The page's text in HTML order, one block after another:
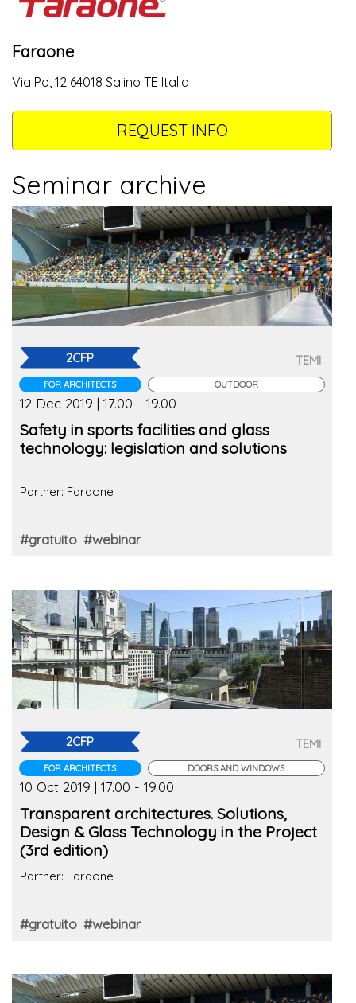
Faraone
Via Po, 12 64018 Salino TE Italia
REQUEST INFO
Seminar archive
2CFP
FOR ARCHITECTS
TEMI
OUTDOOR
12 Dec 2019 | 17.00 - 19.00
Safety in sports facilities and glass
technology: legislation and solutions
Partner: Faraone
#gratuito #webinar
2CFP
FOR ARCHITECTS
TEMI
DOORS AND WINDOWS
10 Oct 2019 | 17.00 - 19.00
Transparent architectures. Solutions,
Design & Glass Technology in the Project
(3rd edition)
Partner: Faraone
#gratuito #webinar